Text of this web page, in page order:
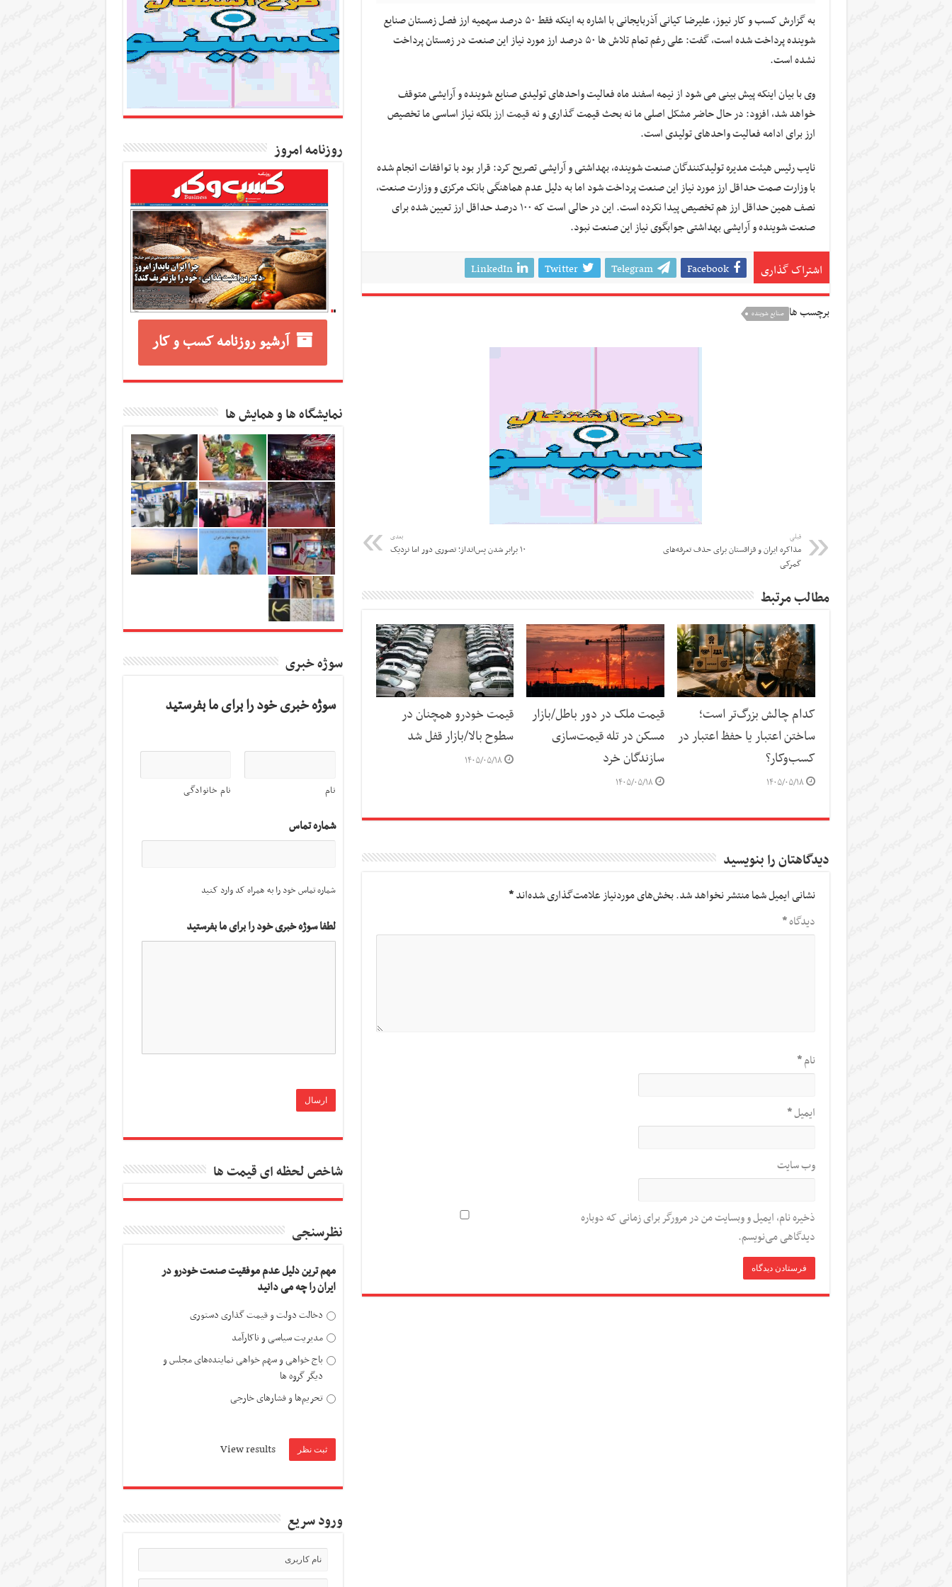
به گزارش کسب و کار نیوز، علیرضا کیانی آذربایجانی با اشاره به اینکه فقط ۵۰ درصد سهمیه ارز فصل زمستان صنایع
شوینده پرداخت شده است، گفت: علی رغم تمام تلاش ها ۵۰ درصد ارز مورد نیاز این صنعت در زمستان پرداخت
نشده است.
وی با بیان اینکه پیش بینی می شود از نیمه اسفند ماه فعالیت واحدهای تولیدی صنایع شوینده و آرایشی متوقف
خواهد شد، افزود: در حال حاضر مشکل اصلی ما نه بحث قیمت گذاری و نهقیمت ارزبلکه نیاز اساسی ما تخصیص
ارز برای ادامه فعالیت واحدهای تولیدی است.
نایب رئیس هیئت مدیره تولیدکنندگان صنعت شوینده، بهداشتی و آرایشی تصریح کرد: قرار بود با توافقات انجام شده
با وزارت صمت حداقل ارز مورد نیاز این صنعت پرداخت شود اما به دلیل عدم هماهنگی بانک مرکزی و وزارت صنعت،
نصف همین حداقل ارز هم تخصیص پیدا نکرده است. این در حالی است که ۱۰۰ درصد حداقل ارز تعیین شده برای
صنعت شوینده و آرایشی بهداشتی جوابگوی نیاز این صنعت نبود.
اشتراک گذاری Facebook
Telegram
Twitter
LinkedIn
برچسب ها صنایع شوینده
قبلی
مذاکره ایران و قزاقستان برای حذف تعرفه‌های
گمرکی
بعدی
۱۰ برابر شدن پس‌انداز؛ تصوری دور اما نزدیک
مطالب مرتبط
کدام چالش بزرگ‌تر است؛
ساختن اعتبار یا حفظ اعتبار در
کسب‌وکار؟
۱۴۰۵/۰۵/۱۸
قیمت ملک در دور باطل/بازار
مسکن در تله قیمت‌سازی
سازندگان خرد
۱۴۰۵/۰۵/۱۸
قیمت خودرو همچنان در
سطوح بالا/بازار قفل شد
۱۴۰۵/۰۵/۱۸
دیدگاهتان را بنویسید
نشانی ایمیل شما منتشر نخواهد شد.بخش‌های موردنیاز علامت‌گذاری شده‌اند*
دیدگاه*
نام*
ایمیل*
وب‌ سایت
ذخیره نام، ایمیل و وبسایت من در مرورگر برای زمانی که دوباره
دیدگاهی می‌نویسم.
روزنامه امروز
آرشیو روزنامه کسب و کار
نمایشگاه ها و همایش ها
سوژه خبری
سوژه خبری خود را برای ما بفرستید
نام نام خانوادگی
شماره تماس
شماره تماس خود را به همراه کد وارد کنید
لطفا سوژه خبری خود را برای ما بفرستید
شاخص لحظه ای قیمت ها
نظرسنجی
مهم ترین دلیل عدم موفقیت صنعت خودرو در
ایران را چه می دانید
دخالت دولت و قیمت گذاری دستوری
مدیریت سیاسی و ناکارآمد
باج خواهی و سهم خواهی نماینده‌های مجلس و
دیگر گروه ها
تحریم‌ها و فشارهای خارجی
View results
ورود سریع